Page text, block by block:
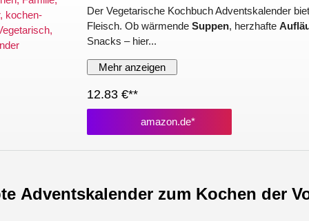
Der Vegetarische Kochbuch Adventskalender
Fleisch. Ob wärmendeSuppen, herzhafte
Snacks – hier...
Mehr anzeigen
12.83 €**
amazon.de*
Adventskalender zum Kochen der